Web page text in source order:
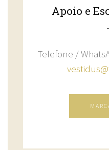
Apoio e
Telefone /